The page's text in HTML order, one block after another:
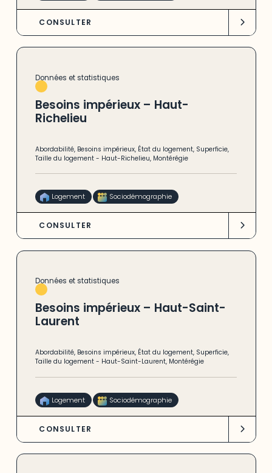
CONSULTER
Données et statistiques
Besoins impérieux – Haut-
Richelieu
Abordabilité, Besoins impérieux, État du logement, Superficie,
Taille du logement - Haut-Richelieu, Montérégie
Logement Sociodémographie
CONSULTER
Données et statistiques
Besoins impérieux – Haut-Saint-
Laurent
Abordabilité, Besoins impérieux, État du logement, Superficie,
Taille du logement - Haut-Saint-Laurent, Montérégie
Logement Sociodémographie
CONSULTER